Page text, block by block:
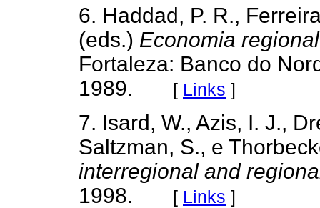
6. Haddad, P. R.,
(eds.) Economia
Fortaleza: Banco do
1989. [ Links ]
7. Isard, W., Azis, I. J.,
Saltzman, S., e
interregional and
1998. [ Links ]